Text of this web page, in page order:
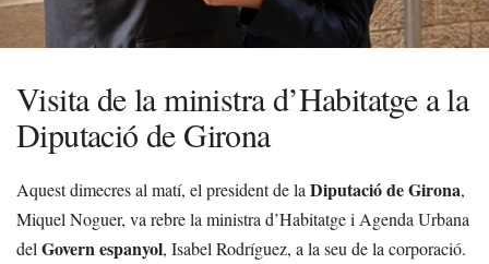
Visita de la ministra d’Habitatge a la
Diputació de Girona
Aquest dimecres al matí, el president de la Diputació de Girona,
Miquel Noguer, va rebre la ministra d’Habitatge i Agenda Urbana
del Govern espanyol, Isabel Rodríguez, a la seu de la corporació.